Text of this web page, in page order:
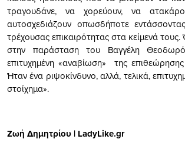
τραγουδάνε, να χορεύουν, να
αυτοσχεδιάζουν οπωσδήποτε
τρέχουσας επικαιρότητας στα κείμενά
στην παράσταση του Βαγγέλη
επιτυχημένη «αναβίωση» της
Ήταν ένα ριψοκίνδυνο, αλλά, τελικά,
στοίχημα».
Ζωή Δημητρίου | LadyLike.gr